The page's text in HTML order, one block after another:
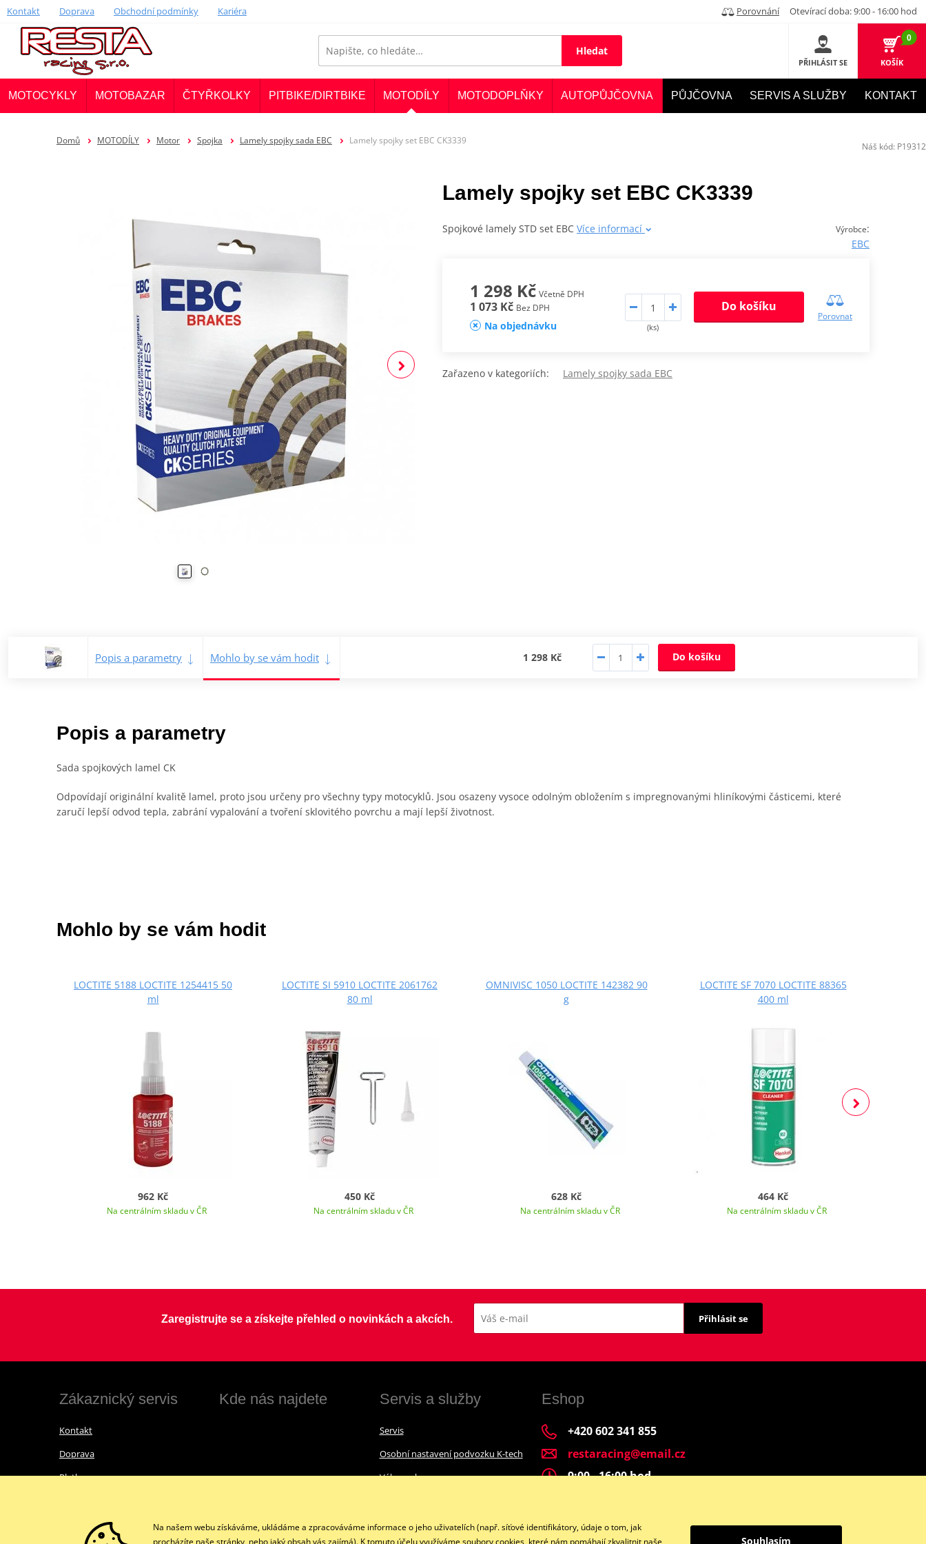
Kontakt Doprava Obchodní podmínky Kariéra Porovnání Otevírací doba: 9:00 - 16:00 hod
Hledat
PŘIHLÁSIT SE
0
KOŠÍK
MOTOCYKLY MOTOBAZAR ČTYŘKOLKY PITBIKE/DIRTBIKE MOTODÍLY MOTODOPLŇKY AUTOPŮJČOVNA PŮJČOVNA SERVIS A SLUŽBY KONTAKT
Domů MOTODÍLY Motor Spojka Lamely spojky sada EBC Lamely spojky set EBC CK3339
Lamely spojky set EBC CK3339
Výrobce:
EBC
Spojkové lamely STD set EBC Více informací
1 298 Kč Včetně DPH
1 073 Kč Bez DPH
Na objednávku (ks)
Do košíku
Porovnat
Zařazeno v kategoriích: Lamely spojky sada EBC
Popis a parametry Mohlo by se vám hodit 1 298 Kč Do košíku
Popis a parametry
Sada spojkových lamel CK
Odpovídají originální kvalitě lamel, proto jsou určeny pro všechny typy motocyklů. Jsou osazeny vysoce odolným obložením s impregnovanými hliníkovými částicemi, které
zaručí lepší odvod tepla, zabrání vypalování a tvoření sklovitého povrchu a mají lepší životnost.
Náš kód: P19312
Mohlo by se vám hodit
LOCTITE 5188 LOCTITE 1254415 50
ml
962 Kč
Na centrálním skladu v ČR
LOCTITE SI 5910 LOCTITE 2061762
80 ml
450 Kč
Na centrálním skladu v ČR
OMNIVISC 1050 LOCTITE 142382 90
g
628 Kč
Na centrálním skladu v ČR
LOCTITE SF 7070 LOCTITE 88365
400 ml
464 Kč
Na centrálním skladu v ČR
Zaregistrujte se a získejte přehled o novinkách a akcích. Přihlásit se
Zákaznický servis
Kontakt
Doprava
Platba
Obchodní podmínky
Kde nás najdete Servis a služby
Servis
Osobní nastavení podvozku K-tech
Výkup a bazar
Eshop
+420 602 341 855
restaracing@email.cz
9:00 - 16:00 hod.
Facebook Instagram
Na našem webu získáváme, ukládáme a zpracováváme informace o jeho uživatelích (např. síťové identifikátory, údaje o tom, jak
procházíte naše stránky, nebo jaký obsah vás zajímá). K tomuto účelu využíváme soubory cookies, které nám pomáhají zkvalitnit naše
Souhlasím